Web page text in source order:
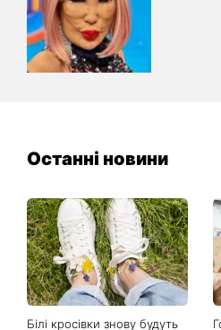
Останні новини
Білі кросівки знову будуть